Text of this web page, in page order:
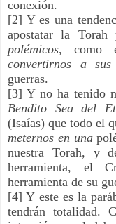
conexión.
[2] Y es una
apostatar la Torah
polémicos, como
convertirnos a
guerras.
[3] Y no ha tenido
Bendito Sea del
(Isaías) que todo el
meternos en una
nuestra Torah, y
herramienta, el
herramienta de su
[4] Y este es la
tendrán totalidad.